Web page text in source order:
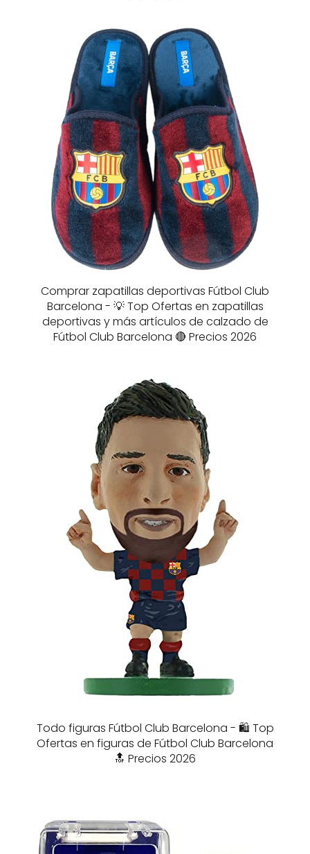
Comprar zapatillas deportivas Fútbol Club
Barcelona - 💡 Top Ofertas en zapatillas
deportivas y más artículos de calzado de
Fútbol Club Barcelona 🔴 Precios 2026
Todo figuras Fútbol Club Barcelona - 🛍️ Top
Ofertas en figuras de Fútbol Club Barcelona
🔝 Precios 2026